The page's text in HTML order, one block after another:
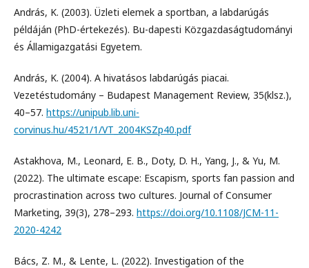
András, K. (2003). Üzleti elemek a sportban, a labdarúgás
példáján (PhD-értekezés). Bu-dapesti Közgazdaságtudományi
és Államigazgatási Egyetem.
András, K. (2004). A hivatásos labdarúgás piacai.
Vezetéstudomány – Budapest Management Review, 35(klsz.),
40–57. https://unipub.lib.uni-
corvinus.hu/4521/1/VT_2004KSZp40.pdf
Astakhova, M., Leonard, E. B., Doty, D. H., Yang, J., & Yu, M.
(2022). The ultimate escape: Escapism, sports fan passion and
procrastination across two cultures. Journal of Consumer
Marketing, 39(3), 278–293. https://doi.org/10.1108/JCM-11-
2020-4242
Bács, Z. M., & Lente, L. (2022). Investigation of the